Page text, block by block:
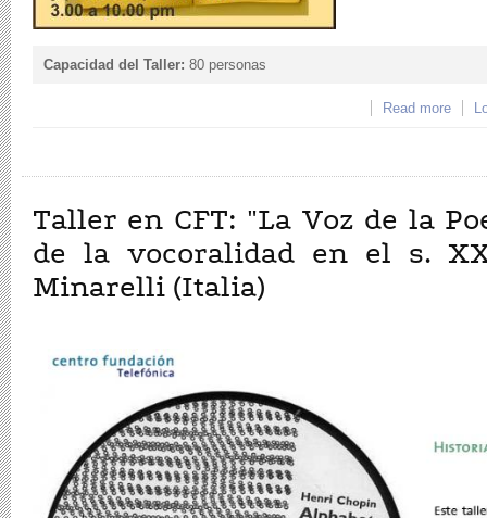
Capacidad del Taller: 80 personas
Read more
Taller en CFT: "La Voz de la
de la vocoralidad en el s.
Minarelli (Italia)